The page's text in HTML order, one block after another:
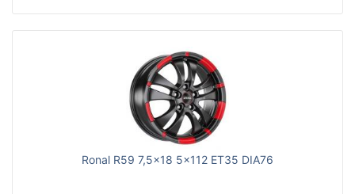
Ronal R59 7,5x18 5x112 ET35 DIA76